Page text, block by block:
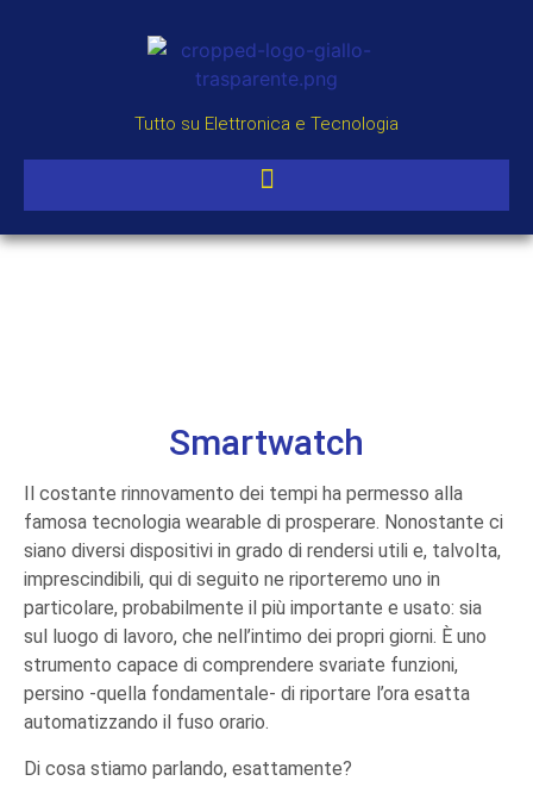
Tutto su Elettronica e Tecnologia
Smartwatch
Il costante rinnovamento dei tempi ha permesso alla
famosa tecnologia wearable di prosperare. Nonostante ci
siano diversi dispositivi in grado di rendersi utili e, talvolta,
imprescindibili, qui di seguito ne riporteremo uno in
particolare, probabilmente il più importante e usato: sia
sul luogo di lavoro, che nell’intimo dei propri giorni. È uno
strumento capace di comprendere svariate funzioni,
persino -quella fondamentale- di riportare l’ora esatta
automatizzando il fuso orario.
Di cosa stiamo parlando, esattamente?